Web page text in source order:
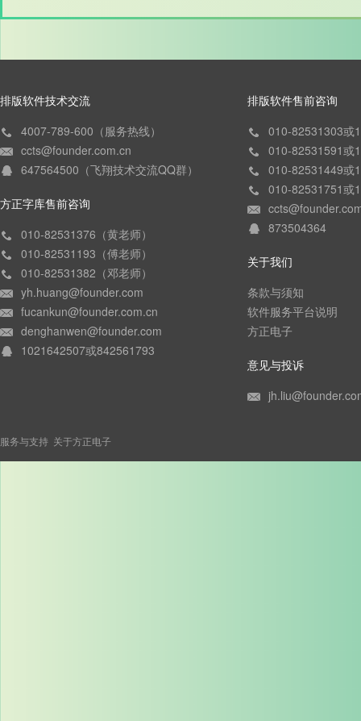
排版软件技术交流
4007-789-600（服务热线）
ccts@founder.com.cn
647564500（飞翔技术交流QQ群）
方正字库售前咨询
010-82531376（黄老师）
010-82531193（傅老师）
010-82531382（邓老师）
yh.huang@founder.com
fucankun@founder.com.cn
denghanwen@founder.com
1021642507或842561793
排版软件售前咨询
010-82531303或
010-82531591或
010-82531449或
010-82531751或
873504364
关于我们
条款与须知
软件服务平台说明
方正电子
意见与投诉
服务与支持 关于方正电子